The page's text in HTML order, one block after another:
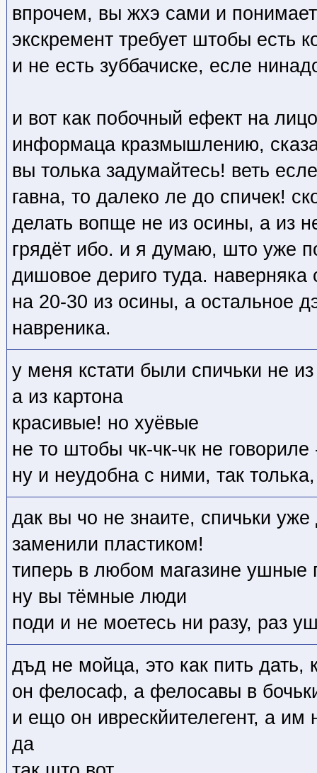
впрочем, вы жхэ сами и
экскремент требует штобы есть
и не есть зуббачиске, есле
и вот как побочный ефект на
информаца кразмышлению,
вы толька задумайтесь! веть
гавна, то далеко ле до спичек!
делать вопще не из осины, а из
грядёт ибо. и я думаю, што уже
дишовое дериго туда. наверняка
на 20-30 из осины, а остальное
навреника.
у меня кстати были спичьки не
а из картона
красивые! но хуёвые
не то штобы чк-чк-чк не
ну и неудобна с ними, так
дак вы чо не знаите, спичьки
заменили пластиком!
типерь в любом магазине ушные
ну вы тёмные люди
поди и не моетесь ни разу, раз
дъд не мойца, это как пить дать,
он фелосаф, а фелосавы в
и ещо он иврескйителегент, а
да